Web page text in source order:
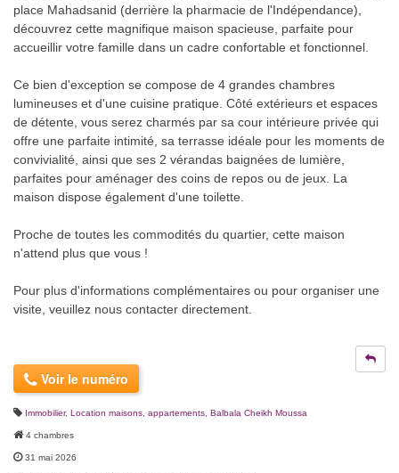
place Mahadsanid (derrière la pharmacie de l'Indépendance),
découvrez cette magnifique maison spacieuse, parfaite pour
accueillir votre famille dans un cadre confortable et fonctionnel.
Ce bien d'exception se compose de 4 grandes chambres
lumineuses et d'une cuisine pratique. Côté extérieurs et espaces
de détente, vous serez charmés par sa cour intérieure privée qui
offre une parfaite intimité, sa terrasse idéale pour les moments de
convivialité, ainsi que ses 2 vérandas baignées de lumière,
parfaites pour aménager des coins de repos ou de jeux. La
maison dispose également d'une toilette.
Proche de toutes les commodités du quartier, cette maison
n'attend plus que vous !
Pour plus d'informations complémentaires ou pour organiser une
visite, veuillez nous contacter directement.
Voir le numéro
Immobilier, Location maisons, appartements Balbala Cheikh Moussa
4 chambres
31 mai 2026